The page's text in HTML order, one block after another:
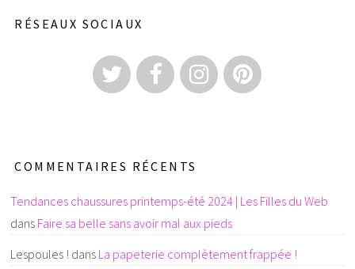
RÉSEAUX SOCIAUX
COMMENTAIRES RÉCENTS
Tendances chaussures printemps-été 2024 | Les Filles du Web
dans Faire sa belle sans avoir mal aux pieds
Lespoules ! dans La papeterie complètement frappée !